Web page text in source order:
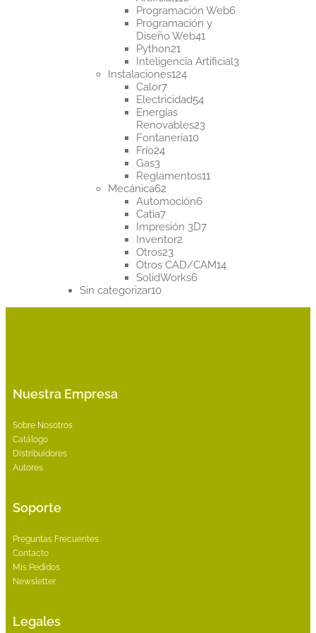
productos
Programación Web66
Programación y
Diseño Web4141
Python2121
productos
Inteligencia Artificial33
Instalaciones124124
Calor77
productos
Electricidad5454
Energías
Renovables2323
Fontanería1010
Frío2424
Gas33
productos
Reglamentos1111
Mecánica6262
productos
Automoción66
Catia77
productos
Impresión 3D77
Inventor22
Otros2323
productos
Otros CAD/CAM1414
SolidWorks66
Sin categorizar1010
Nuestra Empresa
Sobre Nosotros
Catálogo
Distribuidores
Autores
Soporte
Preguntas Frecuentes
Contacto
Mis Pedidos
Newsletter
Legales